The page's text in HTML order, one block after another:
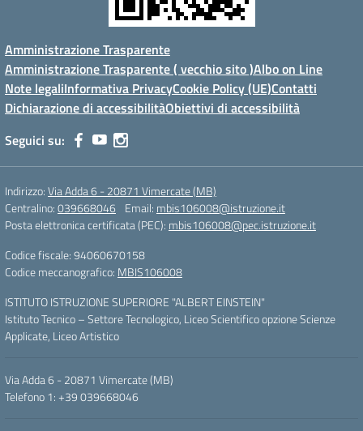
Amministrazione Trasparente
Amministrazione Trasparente ( vecchio sito )Albo on Line
Note legaliInformativa PrivacyCookie Policy (UE)Contatti
Dichiarazione di accessibilitàObiettivi di accessibilità
Seguici su:
Indirizzo:Via Adda 6 - 20871 Vimercate (MB)
Centralino:039668046 Email: mbis106008@istruzione.it
Posta elettronica certificata (PEC): mbis106008@pec.istruzione.it
Codice fiscale: 94060670158
Codice meccanografico: MBIS106008
ISTITUTO ISTRUZIONE SUPERIORE "ALBERT EINSTEIN"
Istituto Tecnico – Settore Tecnologico, Liceo Scientifico opzione Scienze
Applicate, Liceo Artistico
Via Adda 6 - 20871 Vimercate (MB)
Telefono 1: +39 039668046